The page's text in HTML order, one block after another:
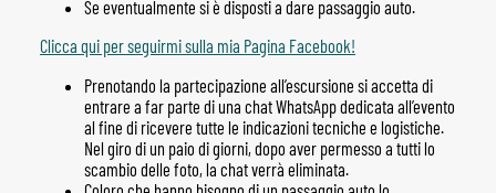
Se eventualmente si è disposti a dare passaggio auto.
Clicca qui per seguirmi sulla mia Pagina Facebook!
Prenotando la partecipazione all’escursione si accetta di
entrare a far parte di una chat WhatsApp dedicata all’evento
al fine di ricevere tutte le indicazioni tecniche e logistiche.
Nel giro di un paio di giorni, dopo aver permesso a tutti lo
scambio delle foto, la chat verrà eliminata.